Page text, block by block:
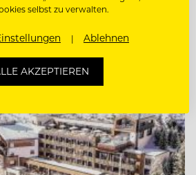
selbst zu verwalten.
Ablehnen
AKZEPTIEREN